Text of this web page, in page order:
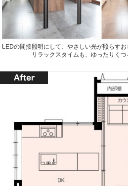
LEDの間接照明にして、やさしい光が照らす
リラックスタイムも、ゆったりくつ